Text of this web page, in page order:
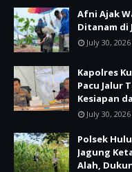
Afni Ajak
Ditanam di
July 30, 2026
Kapolres
Pacu Jalur
Kesiapan
July 30, 2026
Polsek
Jagung
Alah,